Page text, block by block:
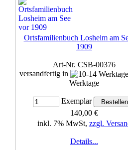
Ortsfamilienbuch Losheim am
1909
Art-Nr. CSB-00376
versandfertig in
Werktage
Exemplar
140,00 €
inkl. 7% MwSt, zzgl.
Details...